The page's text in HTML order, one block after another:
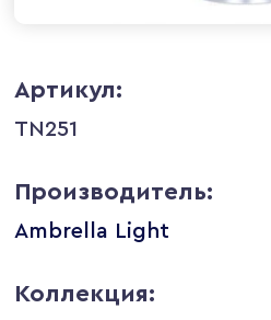
Артикул:
TN251
Производитель:
Ambrella Light
Коллекция: